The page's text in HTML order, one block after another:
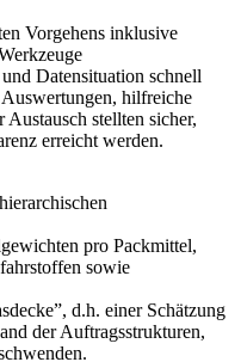
Vorgehens inklusive
Datensituation schnell
hilfreiche
stellten sicher,
erreicht werden.
pro Packmittel,
sowie
d.h. einer Schätzung
der Auftragsstrukturen,